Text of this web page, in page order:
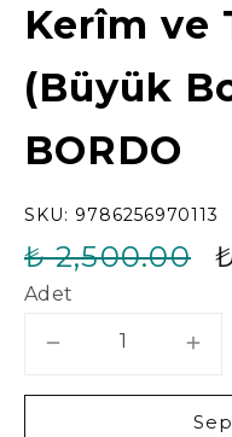
Kerîm ve
(Büyük
BORDO
SKU: 9786256970113
₺ 2,500.00
Adet